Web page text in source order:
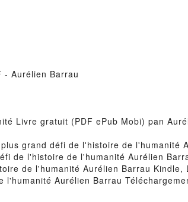
- Aurélien Barrau
Livre gratuit (PDF ePub Mobi) pan
grand défi de l'histoire de l'humanité
de l'histoire de l'humanité Aurélien
de l'humanité Aurélien Barrau
Aurélien Barrau